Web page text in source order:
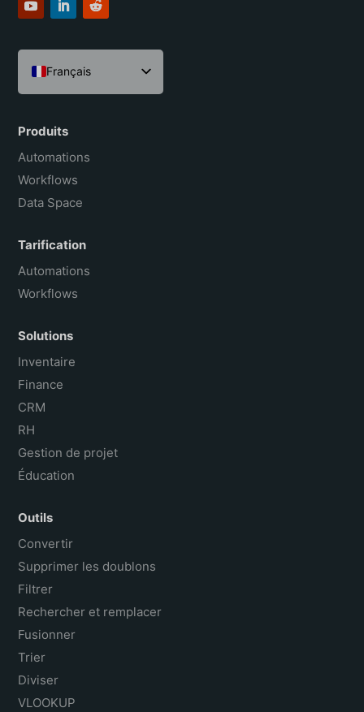
Français
English
Español
Português do Brasil
Produits
Automations
Workflows
Data Space
Tarification
Automations
Workflows
Solutions
Inventaire
Finance
CRM
RH
Gestion de projet
Éducation
Outils
Convertir
Supprimer les doublons
Filtrer
Rechercher et remplacer
Fusionner
Trier
Diviser
VLOOKUP